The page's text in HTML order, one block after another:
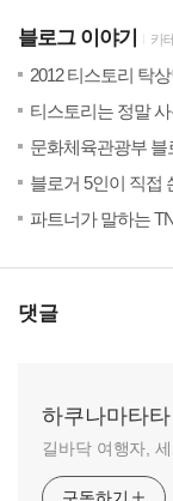
블로그 이야기 카
2012 티스토리 탁
티스토리는 정말
문화체육관광부
블로거 5인이 직접 쓴
파트너가 말하는
댓글
하쿠나마타타
길바닥 여행자,